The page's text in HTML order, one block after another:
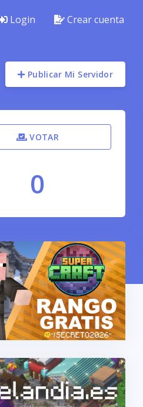
Login Crear cuenta
Publicar Mi Servidor
VOTAR
0